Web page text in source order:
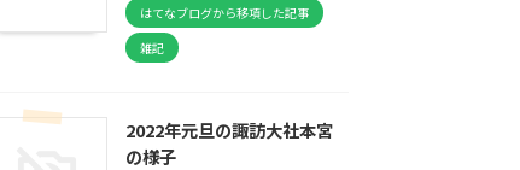
はてなブログから移項した記事
雑記
2022年元旦の諏訪大社本宮
の様子